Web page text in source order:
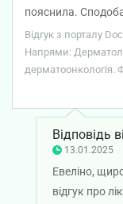
пояснила.
людина, ми давно
Відгук з порталу
Напрями:
дерматоонкологія.
Відповідь
13.01.2025
Евеліно,
відгук про